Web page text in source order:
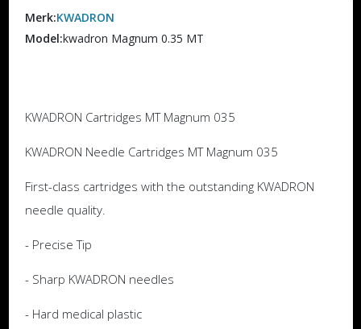
Merk:KWADRON
Model:kwadron Magnum 0.35 MT
KWADRON Cartridges MT Magnum 035
KWADRON Needle Cartridges MT Magnum 035
First-class cartridges with the outstanding KWADRON
needle quality.
- Precise Tip
- Sharp KWADRON needles
- Hard medical plastic